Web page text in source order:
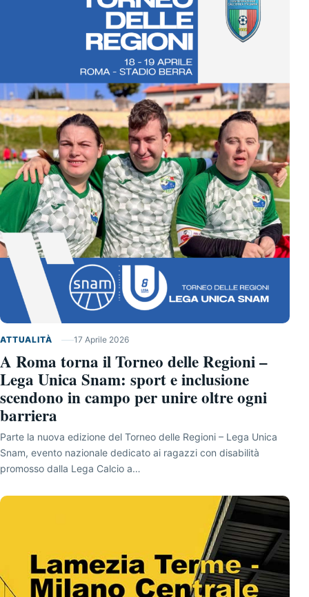
ATTUALITÀ 17 Aprile 2026
A Roma torna il Torneo delle Regioni –
Lega Unica Snam: sport e inclusione
scendono in campo per unire oltre ogni
barriera
Parte la nuova edizione del Torneo delle Regioni – Lega Unica
Snam, evento nazionale dedicato ai ragazzi con disabilità
promosso dalla Lega Calcio a…